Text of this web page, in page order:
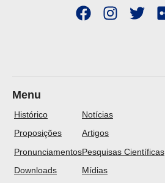
Menu
Histórico
Proposições
Pronunciamentos
Downloads
Notícias
Artigos
Pesquisas Científicas
Mídias